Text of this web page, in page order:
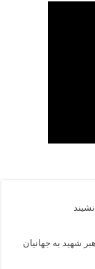
شهید به جهانیان